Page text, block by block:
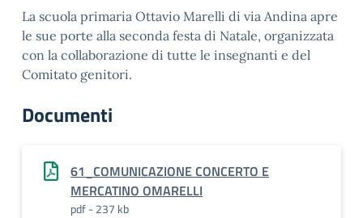
La scuola primaria Ottavio Marelli di via Andina apre
le sue porte alla seconda festa di Natale, organizzata
con la collaborazione di tutte le insegnanti e del
Comitato genitori.
Documenti
61_COMUNICAZIONE CONCERTO E
MERCATINO OMARELLI
pdf - 237 kb